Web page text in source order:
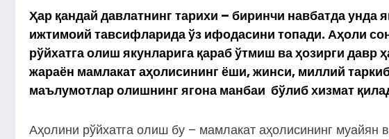
Ҳар қандай давлатнинг тарихи – биринчи навбатда унда
ижтимоий тавсифларида ўз ифодасини топади. Аҳоли
рўйхатга олиш якунларига қараб ўтмиш ва ҳозирги
жараён мамлакат аҳолисининг ёши, жинси, миллий
маълумотлар олишнинг ягона манбаи бўлиб хизмат
Аҳолини рўйхатга олиш бу – мамлакат аҳолисининг муайян